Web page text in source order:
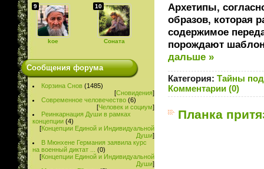
koe
9
Соната
10
Сообщения форума
Корзина Снов (1485)
[Сновидения]
Современное человечество (6)
[Человек и социум]
Реинкарнация Души в рамках
концепции (4)
[Концепции Единой и Индивидуальной
Души]
В Мюнхене Германия заявила курс
на военный диктат ...
(0)
[Концепции Единой и Индивидуальной
Души]
Архетипы,
образов, которая
содержимое
порождают
дальше »
Категория: Тайны
Комментарии (0)
Планка